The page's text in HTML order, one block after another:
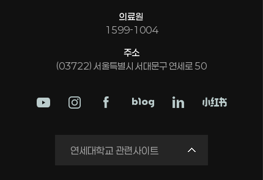
의료원
1599-1004
주소
(03722) 서울특별시 서대문구 연세로 50
연세대학교 관련사이트
학교법인